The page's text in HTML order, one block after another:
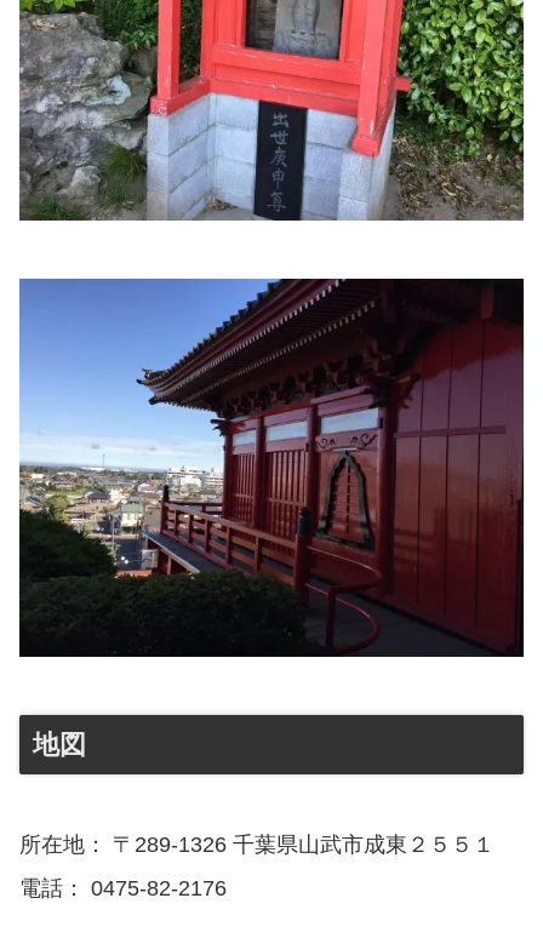
地図
所在地： 〒289-1326 千葉県山武市成東２５５１
電話： 0475-82-2176